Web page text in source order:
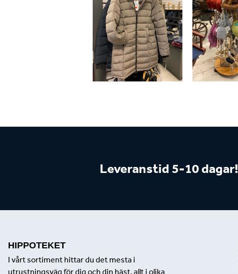
Leveranstid 5-10 dagar!
HIPPOTEKET
I vårt sortiment hittar du det mesta i
utrustningsväg för dig och din häst, allt i olika